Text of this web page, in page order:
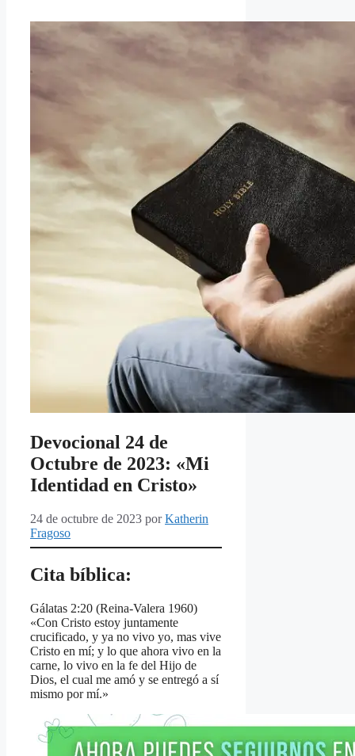
Devocional 24 de
Octubre de 2023: «Mi
Identidad en Cristo»
24 de octubre de 2023 porKatherin
Fragoso
Cita bíblica:
Gálatas 2:20 (Reina-Valera 1960)
«Con Cristo estoy juntamente
crucificado, y ya no vivo yo, mas vive
Cristo en mí; y lo que ahora vivo en la
carne, lo vivo en la fe del Hijo de
Dios, el cual me amó y se entregó a sí
mismo por mí.»